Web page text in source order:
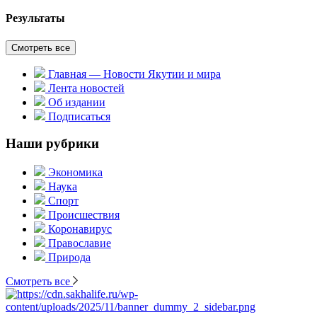
Результаты
Смотреть все
Главная — Новости Якутии и мира
Лента новостей
Об издании
Подписаться
Наши рубрики
Экономика
Наука
Спорт
Происшествия
Коронавирус
Православие
Природа
Смотреть все